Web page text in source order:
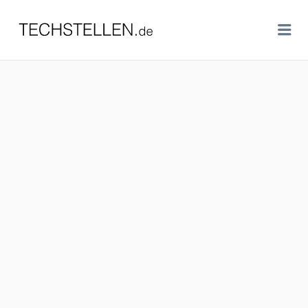
TECHSTELLEN.DE